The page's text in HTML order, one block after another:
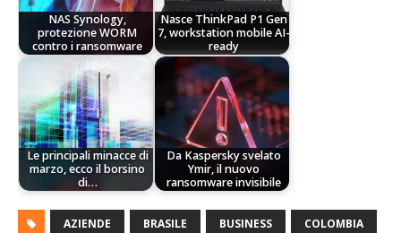
NAS Synology,
protezione WORM
contro i ransomware
Nasce ThinkPad P1 Gen
7, workstation mobile AI-
ready
Le principali minacce di
marzo, ecco il borsino
di…
Da Kaspersky svelato
Ymir, il nuovo
ransomware invisibile
AZIENDE BRASILE BUSINESS COLOMBIA